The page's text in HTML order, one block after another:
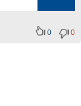
0
0